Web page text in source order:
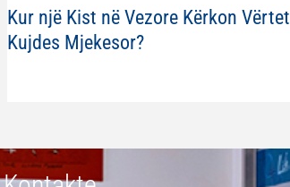
Kur një Kist në Vezore Kërkon Vërtet
Kujdes Mjekesor?